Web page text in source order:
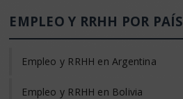
EMPLEO Y RRHH POR PAÍS
Empleo y RRHH en Argentina
Empleo y RRHH en Bolivia